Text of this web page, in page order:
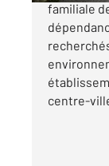
familiale
centre-